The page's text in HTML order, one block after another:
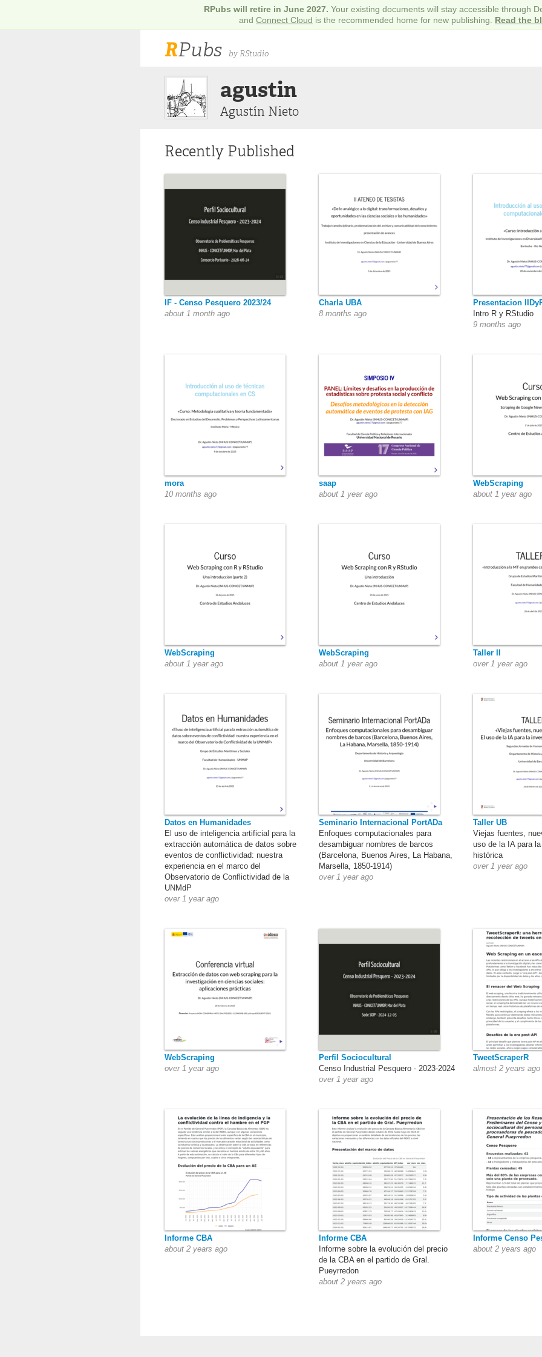
RPubs will retire in June 2027. Your existing documents will stay accessible through
and Connect Cloud is the recommended home for new publishing. Read the
RPubs by RStudio
agustin
Agustín Nieto
Recently Published
IF - Censo Pesquero 2023/24
about 1 month ago
Charla UBA
8 months ago
Presentacion
Intro R y RStudio
9 months ago
mora
10 months ago
saap
about 1 year ago
WebScraping
about 1 year ago
WebScraping
about 1 year ago
WebScraping
about 1 year ago
Taller II
over 1 year ago
Datos en Humanidades
El uso de inteligencia artificial para la
extracción automática de datos sobre
eventos de conflictividad: nuestra
experiencia en el marco del
Observatorio de Conflictividad de la
UNMdP
over 1 year ago
Seminario Internacional PortADa
Enfoques computacionales para
desambiguar nombres de barcos
(Barcelona, Buenos Aires, La Habana,
Marsella, 1850-1914)
over 1 year ago
Taller UB
Viejas fuentes,
uso de la IA para
histórica
over 1 year ago
WebScraping
over 1 year ago
Perfil Sociocultural
Censo Industrial Pesquero - 2023-2024
over 1 year ago
TweetScraperR
almost 2 years ago
Informe CBA
about 2 years ago
Informe CBA
Informe sobre la evolución del precio
de la CBA en el partido de Gral.
Pueyrredon
about 2 years ago
Informe Censo
about 2 years ago